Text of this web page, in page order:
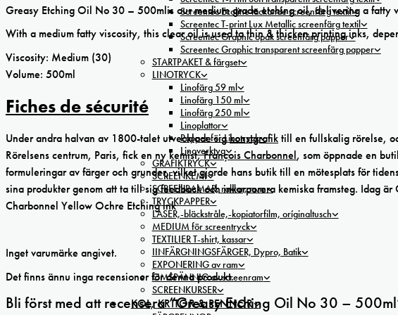
Screentec Ecoline täckande screenfärg textil
Screentec T-print Lux Metallic screenfärg textil
Screentec Graphic opak screenfärg papper
Screentec Graphic transparent screenfärg papper
STARTPAKET & färgset
LINOTRYCK
Linofärg 59 ml
Linofärg 150 ml
Linofärg 250 ml
Linoplattor
Papper för Linotryck
Linoverktyg
GRAFIKTRYCK
SCREENKEMI
SCREENRAMAR, raklar, m.m
TRYCKPAPPER
LASER,-bläckstråle,-kopiatorfilm, oríginaltusch
MEDIUM för screentryck
TEXTILIER T-shirt, kassar
IINFÄRGNINGSFÄRGER, Dypro, Batik
EXPONERING av ram
OMSPÄNNIG av screenram
SCREENKURSER
KOL, KRITOR & PENNOR
Greasy Etching Oil No 30 – 500mlis our medium grade etching oil, delivering a fatty
With a medium fatty viscosity, this clear oil is used to thin & thicken printing inks,
Viscosity: Medium (30)
Volume: 500ml
Fiches de sécurité
Under andra halvan av 1800-talet utvecklade sigkonstgrafiktill en fullskalig rörelse,
Rörelsens centrum, Paris, fick en ny kemist,François Charbonnel, som öppnade en
formuleringar av färger och grunder, vilket gjorde hans butik till en mötesplats för
sina produkter genom att ta till sig feedback och inkorporera kemiska framsteg. Idag
Charbonnel Yellow Ochre Etching ink
Inget varumärke angivet.
Det finns ännu inga recensioner för denna produkt.
Bli först med att recensera ”Greasy Etching Oil No 30 –